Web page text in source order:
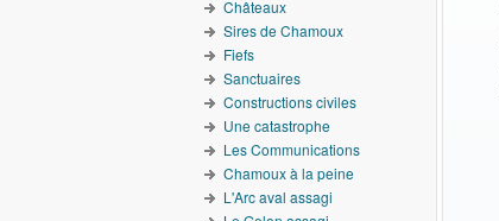
Châteaux
Sires de Chamoux
Fiefs
Sanctuaires
Constructions civiles
Une catastrophe
Les Communications
Chamoux à la peine
L'Arc aval assagi